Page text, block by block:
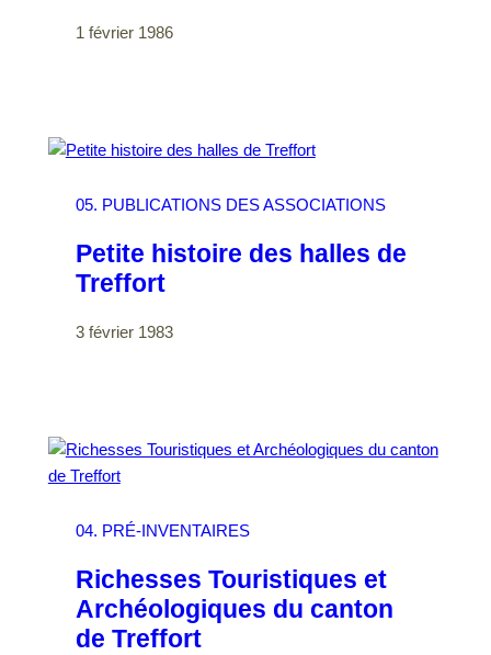
1 février 1986
05. PUBLICATIONS DES ASSOCIATIONS
Petite histoire des halles de
Treffort
3 février 1983
04. PRÉ-INVENTAIRES
Richesses Touristiques et
Archéologiques du canton
de Treffort